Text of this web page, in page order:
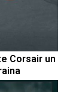
Corsair un